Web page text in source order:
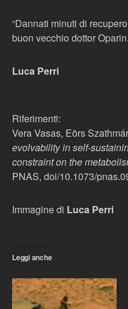
“Dannati minuti di
buon vecchio dottor Oparin.
Luca Perri
Riferimenti:
Vera Vasas, Eörs
evolvability in self-
constraint on the
PNAS, doi/10.1073/
Immagine di Luca Perri
Leggi anche